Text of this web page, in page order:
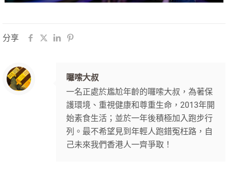
分享
囉嗦大叔
一名正處於尷尬年齡的囉嗦大叔，為著保
護環境、重視健康和尊重生命，2013年開
始素食生活；並於一年後積極加入跑步行
列。最不希望見到年輕人跑錯冤枉路，自
己未來我們香港人一齊爭取！